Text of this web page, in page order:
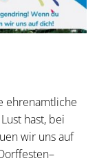
ehrenamtliche
hast, bei
wir uns auf